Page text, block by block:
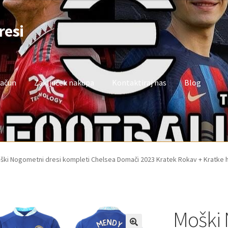
Zaključek nakupa Kontaktiraj nas Blog
račun Trgovina Zaključek nakupa
Nogometni dresi kompleti Chelsea Domači 2023 Kratek Rokav + Kratke